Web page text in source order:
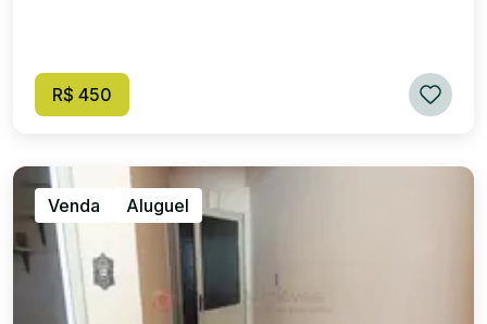
R$ 450
Venda Aluguel